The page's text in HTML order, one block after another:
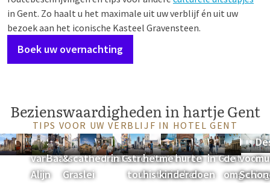
in Gent. Zo haalt u het maximale uit uw verblijf én uit uw
bezoek aan het iconische Kasteel Gravensteen.
Boek uw overnachting
Bezienswaardigheden in hartje Gent
TIPS VOOR UW VERBLIJF IN HOTEL GENT
Gravensteen
Huis
van
Alijn
Sint-
Baafscathedraal
Korenlei
&
Graslei
Patershol
Vrijdagmarkt
Boottrip
in Gent
Culturele
streetart
tour
Ontdek
het
historisch
Gent
met
kinderen
Fietsen
huren
Wat
te
doen
Winkelen
in Gent
Ontdek
de
omgeving
voor